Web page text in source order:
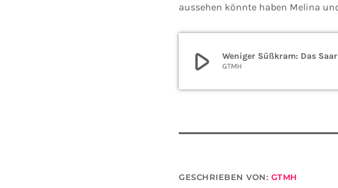
aussehen könnte haben Melina
play_arrow Weniger Süßkram: Das
GTMH
GESCHRIEBEN VON: GTMH